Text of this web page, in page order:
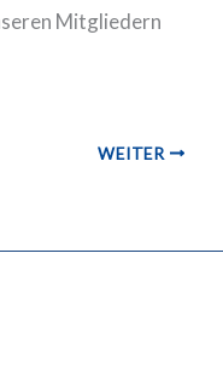
Mitgliedern
WEITER